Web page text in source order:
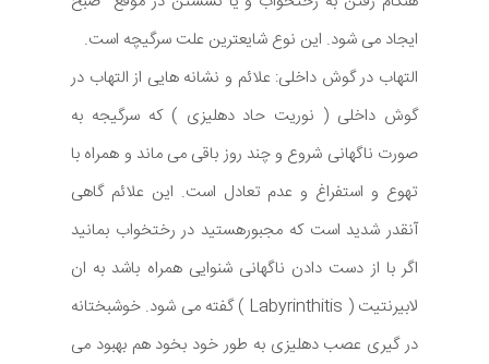
ایجاد می شود. این نوع شایعترین علت سرگیچه است.
التهاب در گوش داخلی: علائم و نشانه هایی از التهاب در
گوش داخلی ( نوریت حاد دهلیزی ) که سرگیجه به
صورت ناگهانی شروع و چند روز باقی می ماند و همراه با
تهوع و استفراغ و عدم تعادل است. این علائم گاهی
آنقدر شدید است که مجبورهستید در رختخواب بمانید
اگر با از دست دادن ناگهانی شنوایی همراه باشد به ان
لابیرنتیت ( Labyrinthitis ) گفته می شود. خوشبختانه
در گیری عصب دهلیزی به طور خود بخود هم بهبود می